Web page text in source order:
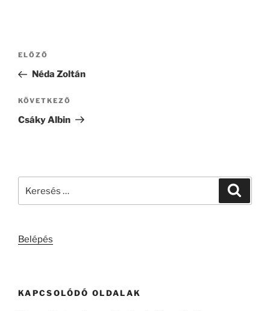
Bejegyzés
Korábbi
bejegyzés
ELŐZŐ
Néda Zoltán
Következő
bejegyzés
KÖVETKEZŐ
Csáky Albin
Belépés
KAPCSOLÓDÓ OLDALAK